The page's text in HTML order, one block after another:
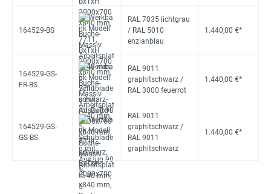
164529-BS
RAL 7035 lichtgrau
/ RAL 5010
enzianblau
1.440,00 €*
164529-GS-
FR-BS
RAL 9011
graphitschwarz /
RAL 3000 feuerrot
1.440,00 €*
164529-GS-
GS-BS
RAL 9011
graphitschwarz /
RAL 9011
graphitschwarz
1.440,00 €*